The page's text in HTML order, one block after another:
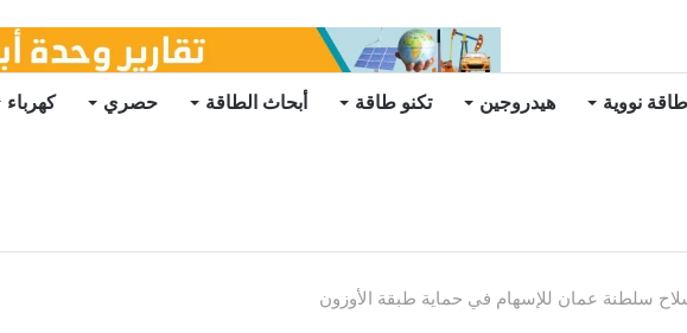
طاقة نووية هيدروجين تكنو طاقة أبحاث الطاقة حصري كهرباء
سلطنة عمان للإسهام في حماية طبقة الأوزون